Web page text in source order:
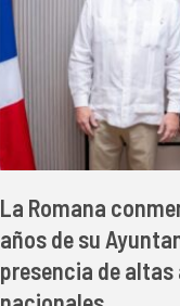
La Romana
años de su
presencia de